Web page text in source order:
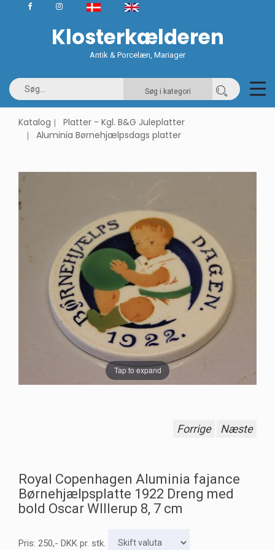
Klosterkælderen
Antik & Porcelæn, Mariager
Søg i kategori
Katalog
Platter - Kgl. B&G Juleplatter
Aluminia Børnehjælpsdags platter
Tap to expand
Forrige Næste
Royal Copenhagen Aluminia fajance
Børnehjælpsplatte 1922 Dreng med
bold Oscar WIllerup 8, 7 cm
Pris: 250,- DKK pr. stk.